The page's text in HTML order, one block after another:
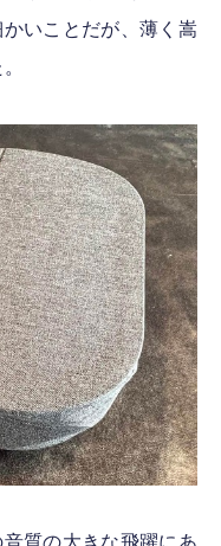
いことだが、薄く嵩